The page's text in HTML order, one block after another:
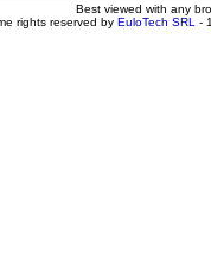
Best viewed with any
rights reserved by EuloTech SRL -